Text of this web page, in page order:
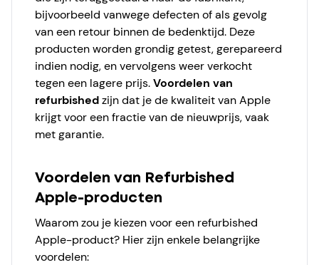
bijvoorbeeld vanwege defecten of als gevolg
van een retour binnen de bedenktijd. Deze
producten worden grondig getest, gerepareerd
indien nodig, en vervolgens weer verkocht
tegen een lagere prijs.Voordelen van
refurbishedzijn dat je de kwaliteit van Apple
krijgt voor een fractie van de nieuwprijs, vaak
met garantie.
Voordelen van Refurbished
Apple-producten
Waarom zou je kiezen voor een refurbished
Apple-product? Hier zijn enkele belangrijke
voordelen: